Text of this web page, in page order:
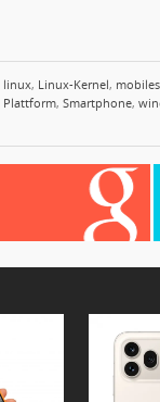
linux, Linux-Kernel,
Plattform, Smartphone,